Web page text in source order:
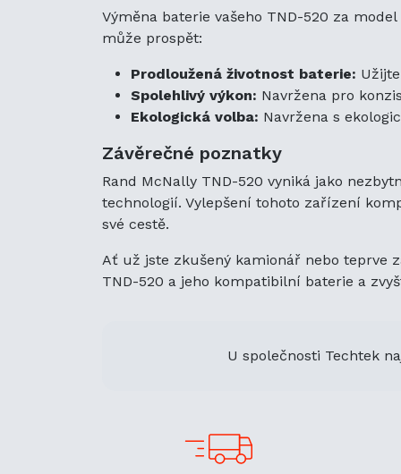
Výměna baterie vašeho TND-520 za
může prospět:
Prodloužená životnost baterie:
Spolehlivý výkon: Navržena pro
Ekologická volba: Navržena s
Závěrečné poznatky
Rand McNally TND-520 vyniká jako
technologií. Vylepšení tohoto zařízení
své cestě.
Ať už jste zkušený kamionář nebo teprve
TND-520 a jeho kompatibilní baterie a
U společnosti Techtek